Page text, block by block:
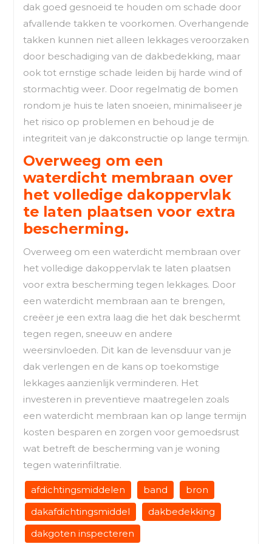
dak goed gesnoeid te houden om schade door
afvallende takken te voorkomen. Overhangende
takken kunnen niet alleen lekkages veroorzaken
door beschadiging van de dakbedekking, maar
ook tot ernstige schade leiden bij harde wind of
stormachtig weer. Door regelmatig de bomen
rondom je huis te laten snoeien, minimaliseer je
het risico op problemen en behoud je de
integriteit van je dakconstructie op lange termijn.
Overweeg om een
waterdicht membraan over
het volledige dakoppervlak
te laten plaatsen voor extra
bescherming.
Overweeg om een waterdicht membraan over
het volledige dakoppervlak te laten plaatsen
voor extra bescherming tegen lekkages. Door
een waterdicht membraan aan te brengen,
creëer je een extra laag die het dak beschermt
tegen regen, sneeuw en andere
weersinvloeden. Dit kan de levensduur van je
dak verlengen en de kans op toekomstige
lekkages aanzienlijk verminderen. Het
investeren in preventieve maatregelen zoals
een waterdicht membraan kan op lange termijn
kosten besparen en zorgen voor gemoedsrust
wat betreft de bescherming van je woning
tegen waterinfiltratie.
afdichtingsmiddelen band
bron
dakafdichtingsmiddel
dakbedekking
dakgoten inspecteren